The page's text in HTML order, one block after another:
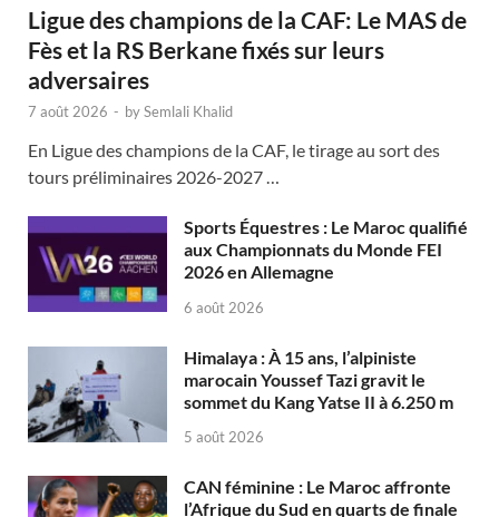
Ligue des champions de la CAF: Le MAS de
Fès et la RS Berkane fixés sur leurs
adversaires
7 août 2026 - bySemlali Khalid
En Ligue des champions de la CAF, le tirage au sort des
tours préliminaires 2026-2027 …
Sports Équestres : Le Maroc qualifié
aux Championnats du Monde FEI
2026 en Allemagne
6 août 2026
Himalaya : À 15 ans, l’alpiniste
marocain Youssef Tazi gravit le
sommet du Kang Yatse II à 6.250 m
5 août 2026
CAN féminine : Le Maroc affronte
l’Afrique du Sud en quarts de finale